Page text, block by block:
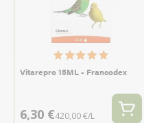
Vitarepro 15ML - Francodex
6,30 €420,00 €/L